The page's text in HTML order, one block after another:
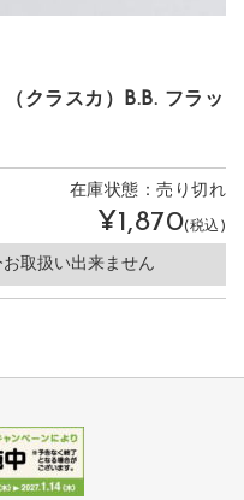
クラスカ）B.B. フラッ
在庫状態：売り切れ
¥1,870(税込)
お取扱い出来ません